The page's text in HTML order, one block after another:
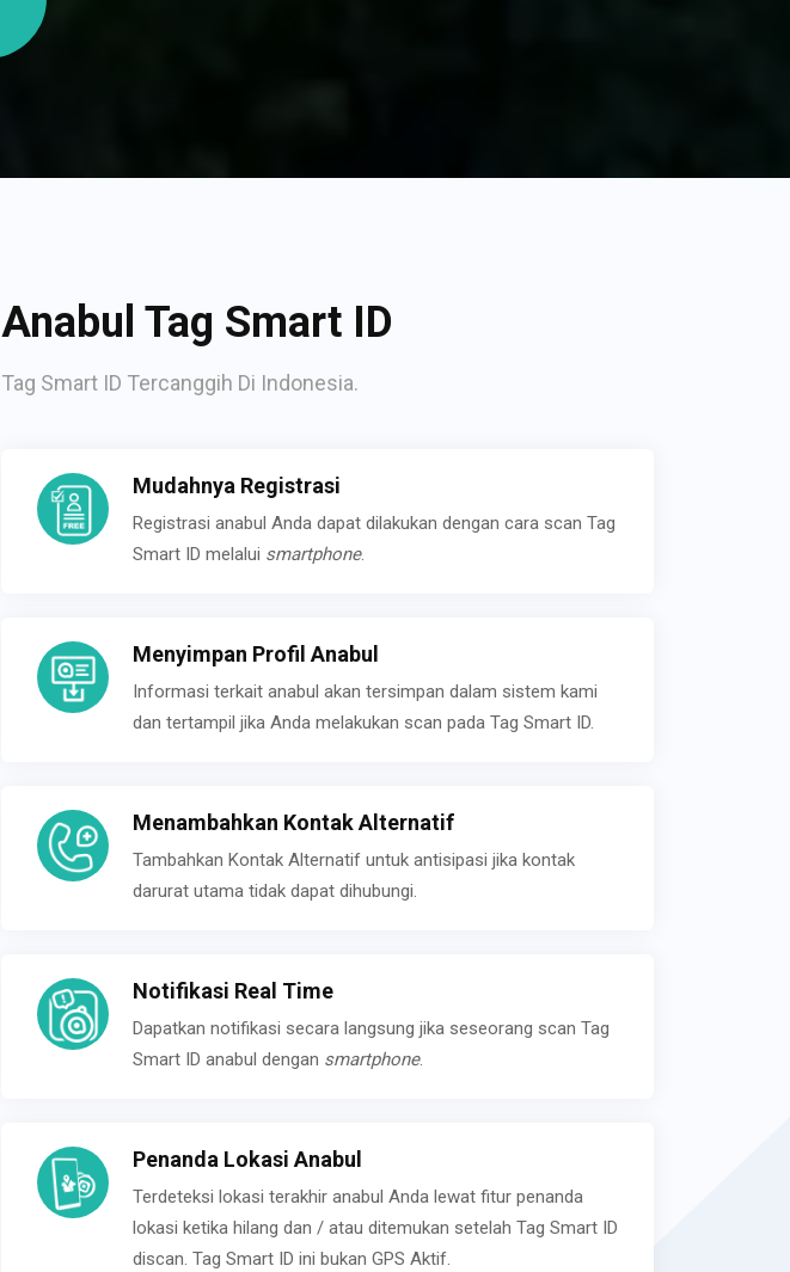
Anabul Tag Smart ID
Tag Smart ID Tercanggih Di Indonesia.
Mudahnya Registrasi
Registrasi anabul Anda dapat dilakukan dengan cara scan Tag
Smart ID melalui smartphone.
Menyimpan Profil Anabul
Informasi terkait anabul akan tersimpan dalam sistem kami
dan tertampil jika Anda melakukan scan pada Tag Smart ID.
Menambahkan Kontak Alternatif
Tambahkan Kontak Alternatif untuk antisipasi jika kontak
darurat utama tidak dapat dihubungi.
Notifikasi Real Time
Dapatkan notifikasi secara langsung jika seseorang scan Tag
Smart ID anabul dengan smartphone.
Penanda Lokasi Anabul
Terdeteksi lokasi terakhir anabul Anda lewat fitur penanda
lokasi ketika hilang dan / atau ditemukan setelah Tag Smart ID
discan. Tag Smart ID ini bukan GPS Aktif.